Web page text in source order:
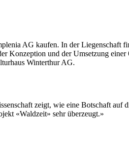
AG kaufen. In der Liegenschaft
Konzeption und der Umsetzung
Winterthur AG.
zeigt, wie eine Botschaft auf
«Waldzeit» sehr überzeugt.»